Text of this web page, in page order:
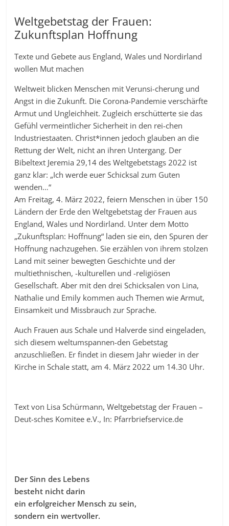
Weltgebetstag der Frauen:
Zukunftsplan Hoffnung
Texte und Gebete aus England, Wales und Nordirland
wollen Mut machen
Weltweit blicken Menschen mit Verunsi-cherung und
Angst in die Zukunft. Die Corona-Pandemie verschärfte
Armut und Ungleichheit. Zugleich erschütterte sie das
Gefühl vermeintlicher Sicherheit in den rei-chen
Industriestaaten. Christ*innen jedoch glauben an die
Rettung der Welt, nicht an ihren Untergang. Der
Bibeltext Jeremia 29,14 des Weltgebetstags 2022 ist
ganz klar: „Ich werde euer Schicksal zum Guten
wenden…“
Am Freitag, 4. März 2022, feiern Menschen in über 150
Ländern der Erde den Weltgebetstag der Frauen aus
England, Wales und Nordirland. Unter dem Motto
„Zukunftsplan: Hoffnung“ laden sie ein, den Spuren der
Hoffnung nachzugehen. Sie erzählen von ihrem stolzen
Land mit seiner bewegten Geschichte und der
multiethnischen, -kulturellen und -religiösen
Gesellschaft. Aber mit den drei Schicksalen von Lina,
Nathalie und Emily kommen auch Themen wie Armut,
Einsamkeit und Missbrauch zur Sprache.
Auch Frauen aus Schale und Halverde sind eingeladen,
sich diesem weltumspannen-den Gebetstag
anzuschließen. Er findet in diesem Jahr wieder in der
Kirche in Schale statt, am 4. März 2022 um 14.30 Uhr.
Text von Lisa Schürmann, Weltgebetstag der Frauen –
Deut-sches Komitee e.V., In: Pfarrbriefservice.de
Der Sinn des Lebens
besteht nicht darin
ein erfolgreicher Mensch zu sein,
sondern einwertvoller.